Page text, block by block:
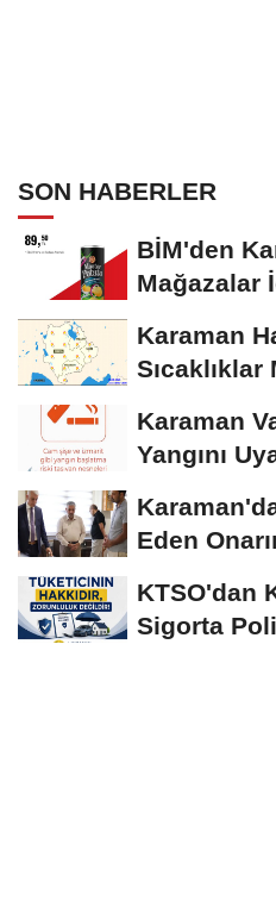
SON HABERLER
BİM'den
Mağazalar
Karaman
Sıcaklıklar
Seyrediyor
Karaman
Yangını
Eden
KTSO'dan
Sigorta